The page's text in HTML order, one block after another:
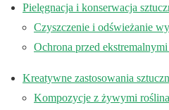
Pielęgnacja i konserwacja
Czyszczenie i odświeżanie
Ochrona przed
Kreatywne zastosowania
Kompozycje z żywymi